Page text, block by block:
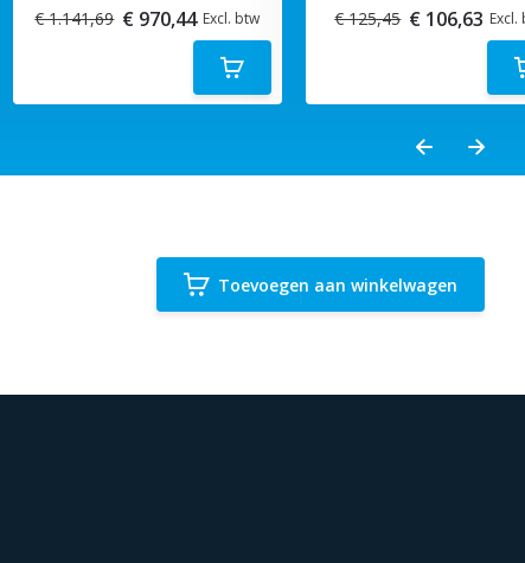
€ 1.141,69 € 970,44 Excl. btw
€ 125,45 € 106,63 Excl.
Toevoegen aan winkelwagen